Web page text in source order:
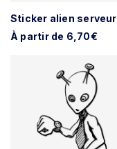
Sticker alien serveur
À partir de 6,70€